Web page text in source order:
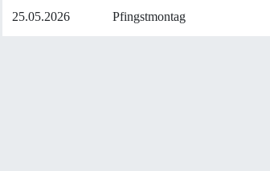
25.05.2026 Pfingstmontag